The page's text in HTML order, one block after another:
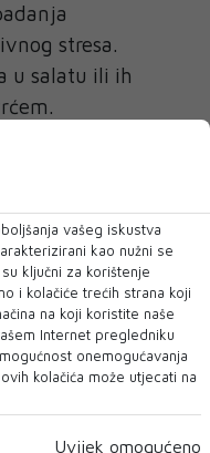
stresa.
u salatu ili ih
NAJČITANIJE
vašeg iskustva
kao nužni se
ključni za korištenje
i kolačiće trećih strana koji
na koji koristite naše
Internet pregledniku
onemogućavanja
kolačića može utjecati na
Uvijek omogućeno